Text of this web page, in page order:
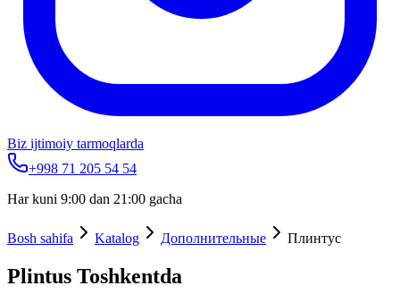
Biz ijtimoiy tarmoqlarda
+998 71 205 54 54
Har kuni 9:00 dan 21:00 gacha
Bosh sahifa Katalog Дополнительные Плинтус
Plintus Toshkentda